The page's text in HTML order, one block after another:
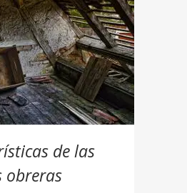
de las
obreras